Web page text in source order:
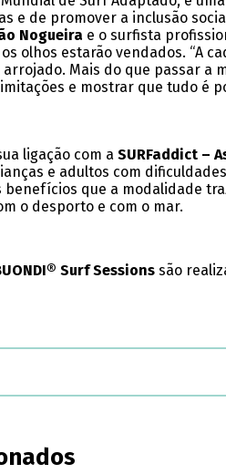
e de promover a inclusão
Nogueira e o surfista
olhos estarão vendados. “A
Mais do que passar
e mostrar que tudo é
ligação com a SURFaddict –
e adultos com
que a modalidade
o desporto e com o mar.
Surf Sessionssão